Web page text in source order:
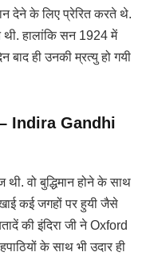
देने के लिए प्रेरित करते थे.
थी. हालांकि सन 1924 में
ही उनकी म्रत्यु हो गयी
Indira Gandhi
वो बुद्धिमान होने के साथ
कई जगहों पर हुयी जैसे
की इंदिरा जी ने Oxford
के साथ भी उदार ही